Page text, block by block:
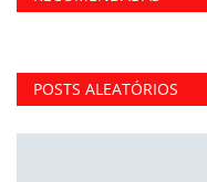
POSTS ALEATÓRIOS